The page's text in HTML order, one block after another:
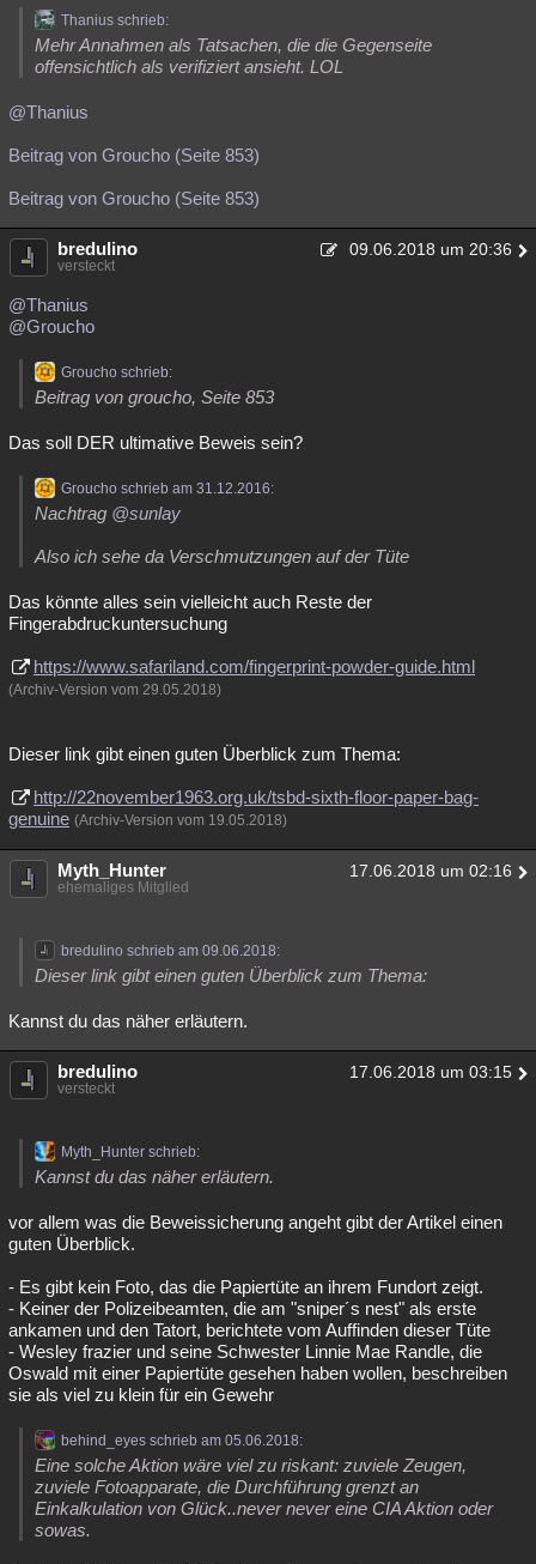
Thanius schrieb:
Mehr Annahmen als Tatsachen, die die Gegenseite
offensichtlich als verifiziert ansieht. LOL
@Thanius
Beitrag von Groucho (Seite 853)
Beitrag von Groucho (Seite 853)
bredulino 09.06.2018 um 20:36
versteckt
@Thanius
@Groucho
Groucho schrieb:
Beitrag von groucho, Seite 853
Das soll DER ultimative Beweis sein?
Groucho schrieb am 31.12.2016:
Nachtrag @sunlay
Also ich sehe da Verschmutzungen auf der Tüte
Das könnte alles sein vielleicht auch Reste der
Fingerabdruckuntersuchung
https://www.safariland.com/fingerprint-powder-guide.html
(Archiv-Version vom 29.05.2018)
Dieser link gibt einen guten Überblick zum Thema:
http://22november1963.org.uk/tsbd-sixth-floor-paper-bag-
genuine (Archiv-Version vom 19.05.2018)
Myth_Hunter 17.06.2018 um 02:16
ehemaliges Mitglied
bredulino schrieb am 09.06.2018:
Dieser link gibt einen guten Überblick zum Thema:
Kannst du das näher erläutern.
bredulino 17.06.2018 um 03:15
versteckt
Myth_Hunter schrieb:
Kannst du das näher erläutern.
vor allem was die Beweissicherung angeht gibt der Artikel einen
guten Überblick.
- Es gibt kein Foto, das die Papiertüte an ihrem Fundort zeigt.
- Keiner der Polizeibeamten, die am "sniper´s nest" als erste
ankamen und den Tatort, berichtete vom Auffinden dieser Tüte
- Wesley frazier und seine Schwester Linnie Mae Randle, die
Oswald mit einer Papiertüte gesehen haben wollen, beschreiben
sie als viel zu klein für ein Gewehr
behind_eyes schrieb am 05.06.2018:
Eine solche Aktion wäre viel zu riskant: zuviele Zeugen,
zuviele Fotoapparate, die Durchführung grenzt an
Einkalkulation von Glück..never never eine CIA Aktion oder
sowas.